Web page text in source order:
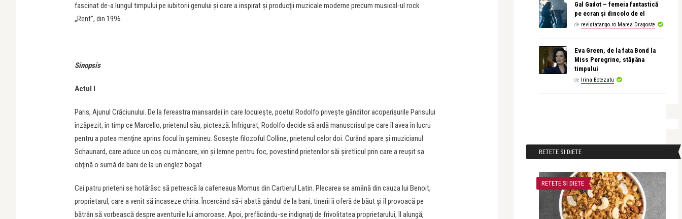
fascinat de-a lungul timpului pe iubitorii genului şi care a inspirat şi producţii muzicale moderne precum musical-ul rock
„Rent”, din 1996.
Sinopsis
Actul I
Paris, Ajunul Crăciunului. De la fereastra mansardei în care locuieşte, poetul Rodolfo priveşte gânditor acoperişurile Parisului
înzăpezit, în timp ce Marcello, prietenul său, pictează. Înfrigurat, Rodolfo decide să ardă manuscrisul pe care îl avea în lucru
pentru a putea menţine aprins focul în şemineu. Soseşte filozoful Colline, prietenul celor doi. Curând apare şi muzicianul
Schaunard, care aduce un coş cu mâncare, vin şi lemne pentru foc, povestind prietenilor săi şiretlicul prin care a reuşit sa
obţină o sumă de bani de la un englez bogat.
Cei patru prieteni se hotărăsc să petreacă la cafeneaua Momus din Cartierul Latin. Plecarea se amână din cauza lui Benoit,
proprietarul, care a venit să încaseze chiria. Încercând să-i abată gândul de la bani, tinerii îi oferă de băut şi îl provoacă pe
bătrân să vorbească despre aventurile lui amoroase. Apoi, prefăcându-se indignaţi de frivolitatea proprietarului, îl alungă,
Gal Gadot – femeia fantastică
pe ecran și dincolo de el
de revistatango.ro Marea Dragoste
Eva Green, de la fata Bond la
Miss Peregrine, stăpâna
timpului
de Irina Botezatu
RETETE SI DIETE
RETETE SI DIETE